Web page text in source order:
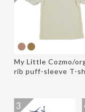
My Little Cozmo/
rib puff-sleeve T-
3